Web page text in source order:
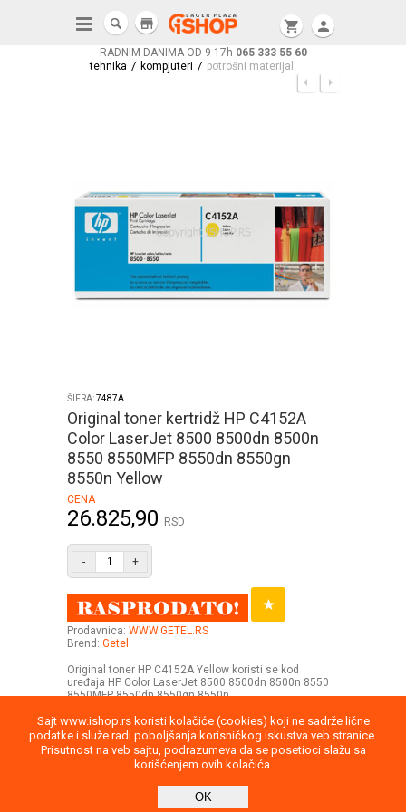
Sajt www.ishop.rs koristi kolačiće (cookies) koji ne sadrže lične
podatke i služe radi poboljšanja korisničkog iskustva veb stranice.
Prisutnost na veb sajtu, podrazumeva da se posetioci slažu sa
korišćenjem ovih kolačića.
OK
RADNIM DANIMA OD 9-17h 065 333 55 60
shopping_cart person
store
tehnika / kompjuteri / potrošni materijal
ŠIFRA:7487A
Original toner kertridž HP C4152A
Color LaserJet 8500 8500dn 8500n
8550 8550MFP 8550dn 8550gn
8550n Yellow
CENA
26.825,90 RSD
- +
Prodavnica: WWW.GETEL.RS
Brend: Getel
Original toner HP C4152A Yellow koristi se kod
uređaja HP Color LaserJet 8500 8500dn 8500n 8550
8550MFP 8550dn 8550gn 8550n
Privatnost podataka Kontakt